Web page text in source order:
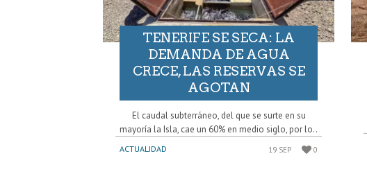
TENERIFE SE SECA: LA
DEMANDA DE AGUA
CRECE, LAS RESERVAS SE
AGOTAN
El caudal subterráneo, del que se surte en su
mayoría la Isla, cae un 60% en medio siglo, por lo..
ACTUALIDAD 19 SEP 0